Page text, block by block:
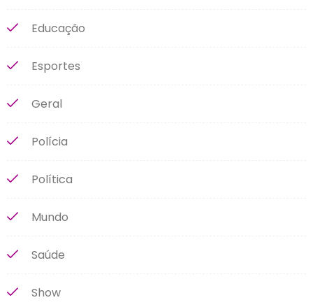
Educação
Esportes
Geral
Polícia
Política
Mundo
Saúde
Show